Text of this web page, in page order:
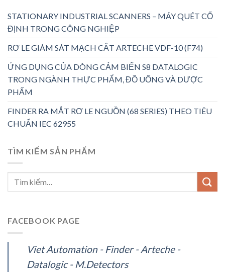
STATIONARY INDUSTRIAL SCANNERS – MÁY QUÉT CỐ
ĐỊNH TRONG CÔNG NGHIỆP
RƠ LE GIÁM SÁT MẠCH CẮT ARTECHE VDF-10 (F74)
ỨNG DỤNG CỦA DÒNG CẢM BIẾN S8 DATALOGIC
TRONG NGÀNH THỰC PHẨM, ĐỒ UỐNG VÀ DƯỢC
PHẨM
FINDER RA MẮT RƠ LE NGUỒN (68 SERIES) THEO TIÊU
CHUẨN IEC 62955
TÌM KIẾM SẢN PHẨM
FACEBOOK PAGE
Viet Automation - Finder - Arteche -
Datalogic - M.Detectors